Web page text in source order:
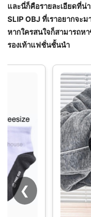
และนี่ก็คือรายละเอียดที่น่
SLIP OBJ ที่เราอยากจะ
หากใครสนใจก็สามารถห
รองเท้าแฟชั่นชั้นนำ
❮